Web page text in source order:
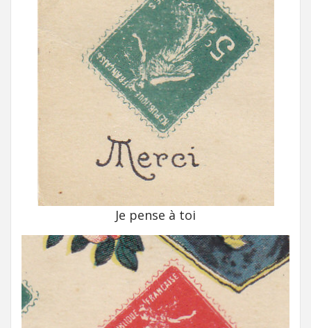
Je pense à toi